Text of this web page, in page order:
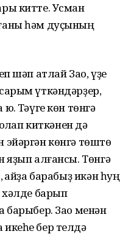
китте. Усман
һәм дуҫының
шәп атлай Зао, үҙе
үткәндәрҙер,
Тәүге көн төнгә
киткәнен дә
көнгә төштө
яҙып алғансы. Төнгә
ҡайҙа барабыҙ икән һуң
хәлде барып
барыбер. Зао менән
бер телдә